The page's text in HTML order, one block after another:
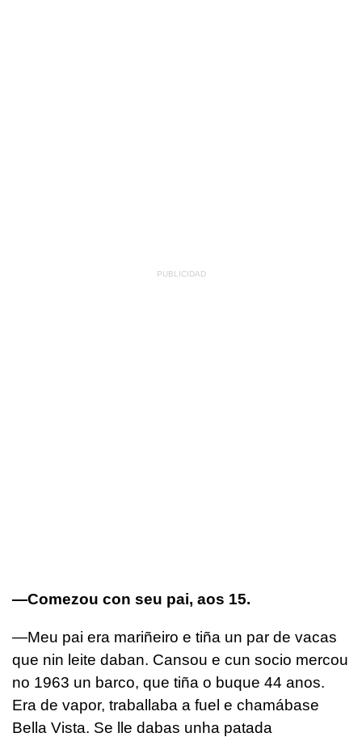
—Comezou con seu pai, aos 15.
—Meu pai era mariñeiro e tiña un par de vacas
que nin leite daban. Cansou e cun socio mercou
no 1963 un barco, que tiña o buque 44 anos.
Era de vapor, traballaba a fuel e chamábase
Bella Vista. Se lle dabas unha patada